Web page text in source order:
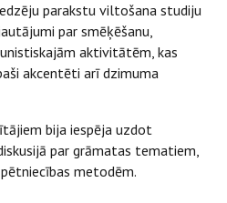
parakstu viltošana studiju
par smēķēšanu,
aktivitātēm, kas
akcentēti arī dzimuma
bija iespēja uzdot
par grāmatas tematiem,
metodēm.